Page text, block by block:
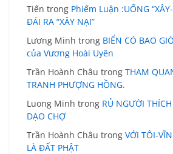
Tiến trong Phiếm Luận :UỐNG
ĐÁI RA “XÂY NẠI”
Lương Minh trong BIỂN CÓ BAO
của Vương Hoài Uyên
Trần Hoành Châu trong THAM
TRANH PHƯỢNG HỒNG.
Luong Minh trong RỦ NGƯỜI
DẠO CHỢ
Trần Hoành Châu trong VỚI TÔI-
LÀ ĐẤT PHẬT